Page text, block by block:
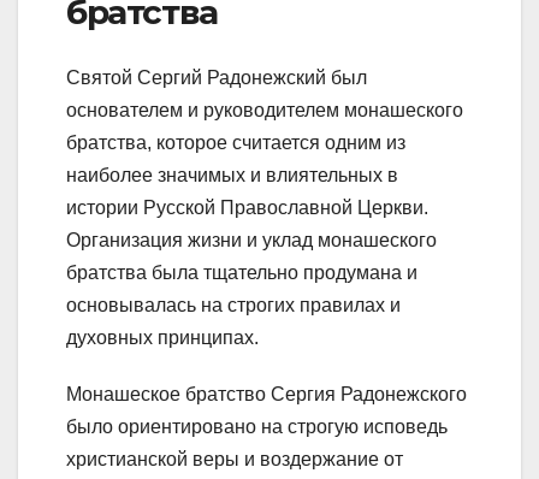
братства
Святой Сергий Радонежский был
основателем и руководителем монашеского
братства, которое считается одним из
наиболее значимых и влиятельных в
истории Русской Православной Церкви.
Организация жизни и уклад монашеского
братства была тщательно продумана и
основывалась на строгих правилах и
духовных принципах.
Монашеское братство Сергия Радонежского
было ориентировано на строгую исповедь
христианской веры и воздержание от